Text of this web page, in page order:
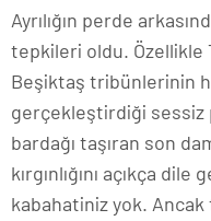
Ayrılığın perde
tepkileri oldu. Özellikle
Beşiktaş tribünlerinin
gerçekleştirdiği sessiz
bardağı taşıran son
kırgınlığını açıkça
kabahatiniz yok. Ancak